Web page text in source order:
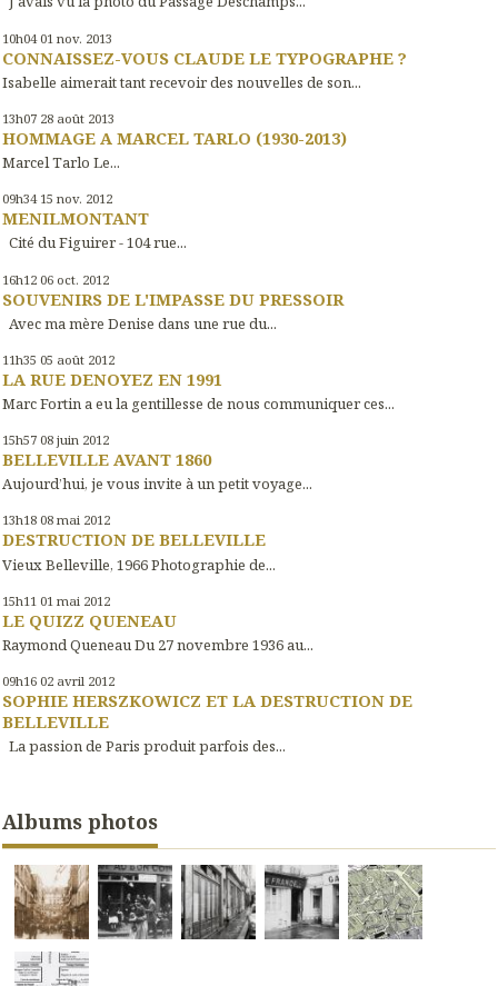
10h04 01 nov. 2013
CONNAISSEZ-VOUS CLAUDE LE TYPOGRAPHE ?
Isabelle aimerait tant recevoir des nouvelles de son...
13h07 28 août 2013
HOMMAGE A MARCEL TARLO (1930-2013)
Marcel Tarlo Le...
09h34 15 nov. 2012
MENILMONTANT
Cité du Figuirer - 104 rue...
16h12 06 oct. 2012
SOUVENIRS DE L'IMPASSE DU PRESSOIR
Avec ma mère Denise dans une rue du...
11h35 05 août 2012
LA RUE DENOYEZ EN 1991
Marc Fortin a eu la gentillesse de nous communiquer ces...
15h57 08 juin 2012
BELLEVILLE AVANT 1860
Aujourd’hui, je vous invite à un petit voyage...
13h18 08 mai 2012
DESTRUCTION DE BELLEVILLE
Vieux Belleville, 1966 Photographie de...
15h11 01 mai 2012
LE QUIZZ QUENEAU
Raymond Queneau Du 27 novembre 1936 au...
09h16 02 avril 2012
SOPHIE HERSZKOWICZ ET LA DESTRUCTION DE
BELLEVILLE
La passion de Paris produit parfois des...
Albums photos